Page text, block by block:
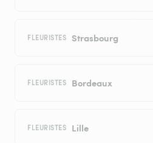
FLEURISTES Strasbourg
FLEURISTES Bordeaux
FLEURISTES Lille